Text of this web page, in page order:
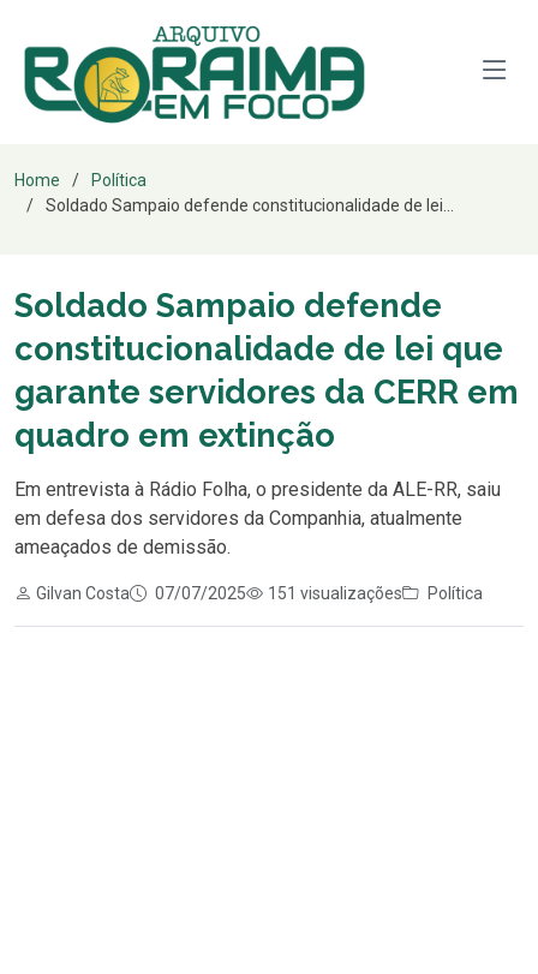
Home
Política
Soldado Sampaio defende constitucionalidade de lei...
Soldado Sampaio defende
constitucionalidade de lei que
garante servidores da CERR em
quadro em extinção
Em entrevista à Rádio Folha, o presidente da ALE-RR, saiu
em defesa dos servidores da Companhia, atualmente
ameaçados de demissão.
Gilvan Costa 07/07/2025 151 visualizações Política